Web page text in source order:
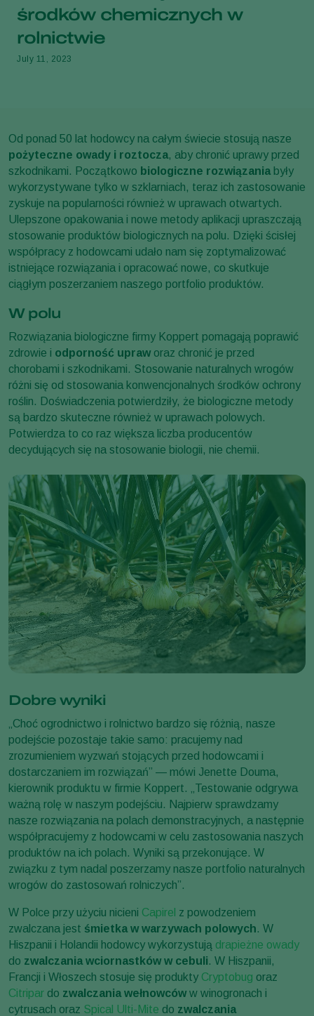
środków chemicznych w
rolnictwie
July 11, 2023
Od ponad 50 lat hodowcy na całym świecie stosują nasze
pożyteczne owady i roztocza, aby chronić uprawy przed
szkodnikami. Początkowo biologiczne rozwiązania były
wykorzystywane tylko w szklarniach, teraz ich zastosowanie
zyskuje na popularności również w uprawach otwartych.
Ulepszone opakowania i nowe metody aplikacji upraszczają
stosowanie produktów biologicznych na polu. Dzięki ścisłej
współpracy z hodowcami udało nam się zoptymalizować
istniejące rozwiązania i opracować nowe, co skutkuje
ciągłym poszerzaniem naszego portfolio produktów.
W polu
Rozwiązania biologiczne firmy Koppert pomagają poprawić
zdrowie i odporność upraworaz chronić je przed
chorobami i szkodnikami. Stosowanie naturalnych wrogów
różni się od stosowania konwencjonalnych środków ochrony
roślin. Doświadczenia potwierdziły, że biologiczne metody
są bardzo skuteczne również w uprawach polowych.
Potwierdza to co raz większa liczba producentów
decydujących się na stosowanie biologii, nie chemii.
Dobre wyniki
„Choć ogrodnictwo i rolnictwo bardzo się różnią, nasze
podejście pozostaje takie samo: pracujemy nad
zrozumieniem wyzwań stojących przed hodowcami i
dostarczaniem im rozwiązań” — mówi Jenette Douma,
kierownik produktu w firmie Koppert. „Testowanie odgrywa
ważną rolę w naszym podejściu. Najpierw sprawdzamy
nasze rozwiązania na polach demonstracyjnych, a następnie
współpracujemy z hodowcami w celu zastosowania naszych
produktów na ich polach. Wyniki są przekonujące. W
związku z tym nadal poszerzamy nasze portfolio naturalnych
wrogów do zastosowań rolniczych”.
W Polce przy użyciu nicieni Capirel z powodzeniem
zwalczana jest śmietka w warzywach polowych. W
Hiszpanii i Holandii hodowcy wykorzystują drapieżne owady
do zwalczania wciornastków w cebuli. W Hiszpanii,
Francji i Włoszech stosuje się produkty Cryptobug oraz
Citripar do zwalczania wełnowcóww winogronach i
cytrusach oraz Spical Ulti-Mite do zwalczania